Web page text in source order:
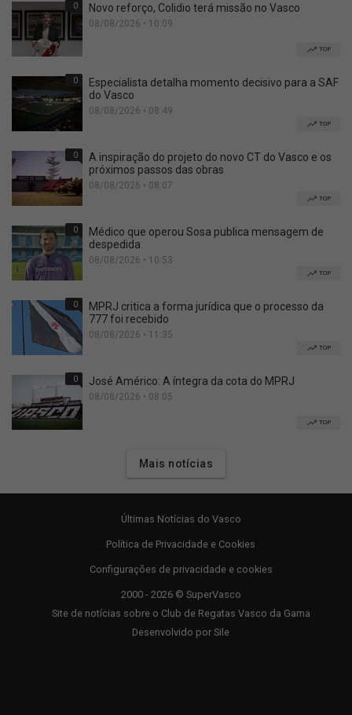
0 Novo reforço, Colidio terá missão no Vasco
08/08/2026 • 10:09
TOP
0
Especialista detalha momento decisivo para a SAF
do Vasco
08/08/2026 • 08:49
TOP
0
A inspiração do projeto do novo CT do Vasco e os
próximos passos das obras
08/08/2026 • 08:07
TOP
0
Médico que operou Sosa publica mensagem de
despedida
08/08/2026 • 10:53
TOP
0
MPRJ critica a forma jurídica que o processo da
777 foi recebido
08/08/2026 • 11:35
TOP
0 José Américo: A íntegra da cota do MPRJ
08/08/2026 • 08:05
TOP
Mais notícias
Últimas Notícias do Vasco
Política de Privacidade e Cookies
Configurações de privacidade e cookies
2000 - 2026 © SuperVasco
Site de notícias sobre o Club de Regatas Vasco da Gama
Desenvolvido por Sile